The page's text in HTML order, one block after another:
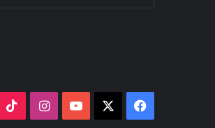
فيسبوك ‫YouTubeانستقرام